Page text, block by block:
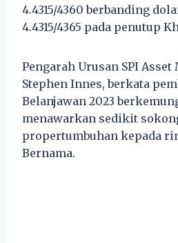
4.4315/4360 berbanding
4.4315/4365 pada penutup
Pengarah Urusan SPI Asset
Stephen Innes, berkata
Belanjawan 2023
menawarkan sedikit
propertumbuhan kepada
Bernama.